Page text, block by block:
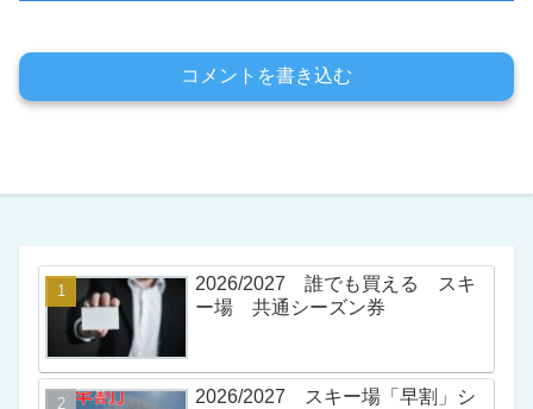
コメントを書き込む
2026/2027 誰でも買える スキ
ー場 共通シーズン券
2026/2027 スキー場「早割」シ